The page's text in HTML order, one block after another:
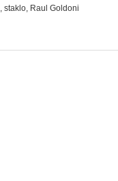
,staklo , Raul Goldoni